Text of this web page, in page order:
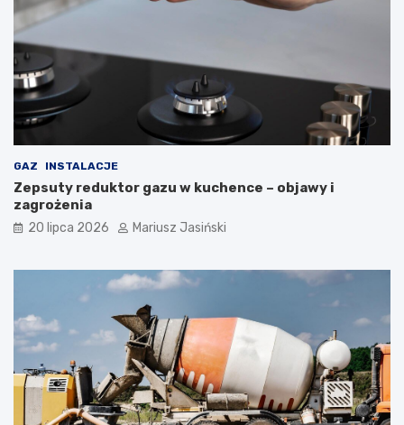
GAZ INSTALACJE
Zepsuty reduktor gazu w kuchence – objawy i
zagrożenia
20 lipca 2026 Mariusz Jasiński